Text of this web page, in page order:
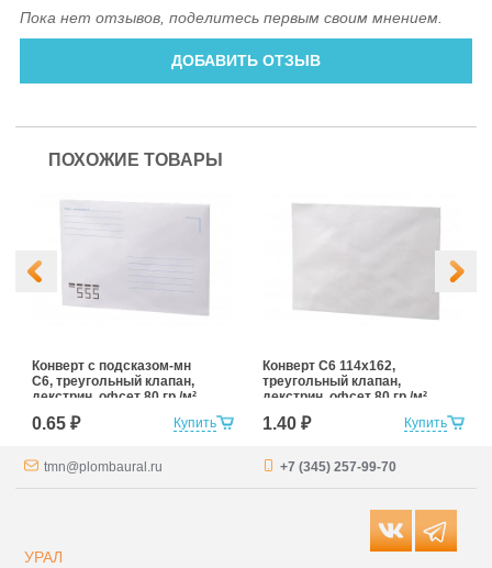
Пока нет отзывов, поделитесь первым своим мнением.
ДОБАВИТЬ ОТЗЫВ
ПОХОЖИЕ ТОВАРЫ
Купить
Конверт с подсказом-мн
С6, треугольный клапан,
декстрин, офсет 80 гр./м²
0.65 ₽ Купить
Конверт С6 114x162,
треугольный клапан,
декстрин, офсет 80 гр./м²
1.40 ₽
tmn@plombaural.ru +7 (345) 257-99-70
УРАЛ